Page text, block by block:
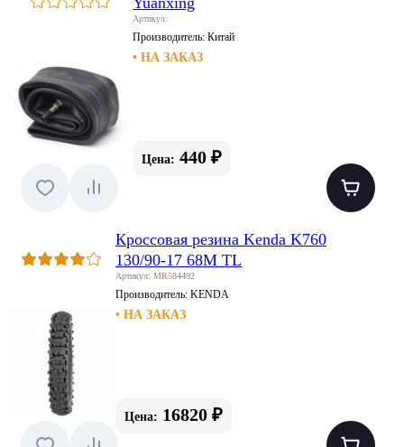
Артикул:
Производитель:Китай
• НА ЗАКАЗ
Цена: 440 ₽
Кроссовая резина Kenda K760
130/90-17 68M TL
Артикул: MR584492
Производитель: KENDA
• НА ЗАКАЗ
Цена: 16820 ₽